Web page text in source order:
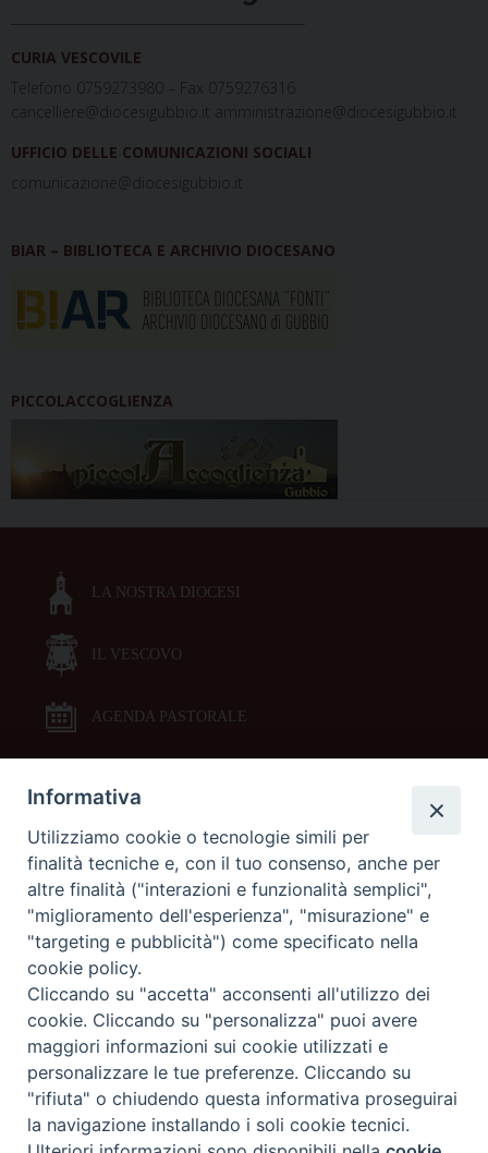
CURIA VESCOVILE
Telefono 0759273980 – Fax 0759276316
cancelliere@diocesigubbio.it amministrazione@diocesigubbio.it
UFFICIO DELLE COMUNICAZIONI SOCIALI
comunicazione@diocesigubbio.it
BIAR – BIBLIOTECA E ARCHIVIO DIOCESANO
PICCOLACCOGLIENZA
LA NOSTRA DIOCESI
IL VESCOVO
AGENDA PASTORALE
DOCUMENTI PASTORALI
ORARI MESSE
LITURGIA DELLE ORE
GALLERIE FOTOGRAFICHE
GALLERIE VIDEO
Informativa
Utilizziamo cookie o tecnologie simili per
finalità tecniche e, con il tuo consenso, anche per
altre finalità ("interazioni e funzionalità semplici",
"miglioramento dell'esperienza", "misurazione" e
"targeting e pubblicità") come specificato nella
cookie policy.
Cliccando su "accetta" acconsenti all'utilizzo dei
cookie. Cliccando su "personalizza" puoi avere
maggiori informazioni sui cookie utilizzati e
personalizzare le tue preferenze. Cliccando su
"rifiuta" o chiudendo questa informativa proseguirai
la navigazione installando i soli cookie tecnici.